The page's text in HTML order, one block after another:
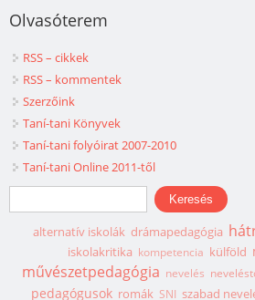
Olvasóterem
RSS – cikkek
RSS – kommentek
Szerzőink
Taní-tani Könyvek
Taní-tani folyóirat 2007-2010
Taní-tani Online 2011-től
Keresés űrlap
Keresés
alternatív iskolák drámapedagógia
iskolakritika kompetencia külföld
művészetpedagógia nevelés
pedagógusok romák SNI szabad